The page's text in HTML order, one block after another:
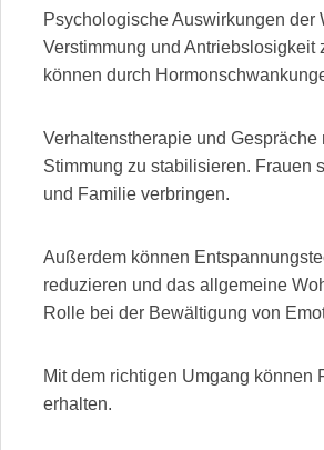
Psychologische Auswirkungen
Verstimmung und
können durch
Verhaltenstherapie und
Stimmung zu stabilisieren. Frauen
und Familie verbringen.
Außerdem können
reduzieren und das allgemeine
Rolle bei der Bewältigung von
Mit dem richtigen Umgang können
erhalten.